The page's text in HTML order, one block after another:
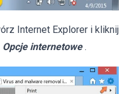
Internet Explorer i kliknij
Opcje internetowe .